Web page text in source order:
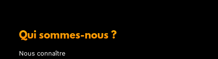
Qui sommes-nous ?
Nous connaître